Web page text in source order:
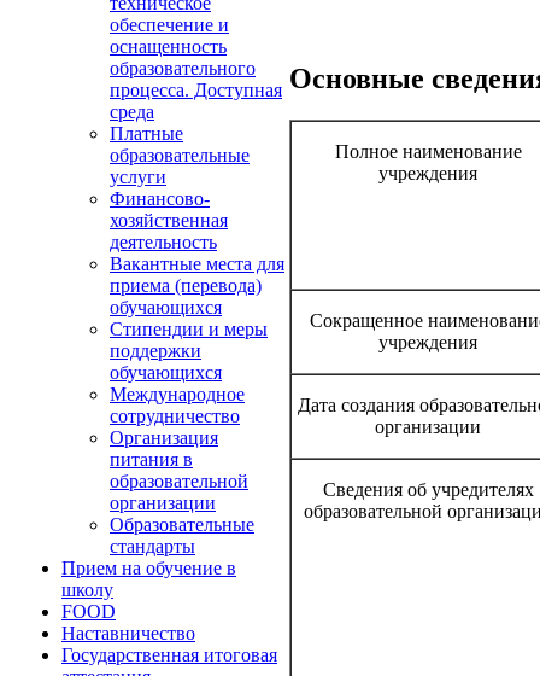
обеспечение и
оснащенность
образовательного
процесса. Доступная
среда
Платные
образовательные
услуги
Финансово-
хозяйственная
деятельность
Вакантные места для
приема (перевода)
обучающихся
Стипендии и меры
поддержки
обучающихся
Международное
сотрудничество
Организация
питания в
образовательной
организации
Образовательные
стандарты
Прием на обучение в
школу
FOOD
Наставничество
Государственная итоговая
Основные
Полное наименование
учреждения
Сокращенное
учреждения
Дата создания
организации
Сведения об учредителях
образовательной